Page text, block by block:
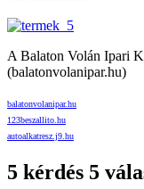
A Balaton Volán Ipari
(balatonvolanipar.hu)
balatonvolanipar.hu
123beszallito.hu
autoalkatresz.j9.hu
5 kérdés 5